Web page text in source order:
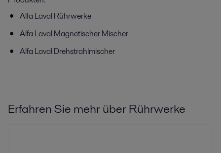
Alfa Laval Rührwerke
Alfa Laval Magnetischer Mischer
Alfa Laval Drehstrahlmischer
Erfahren Sie mehr über Rührwerke